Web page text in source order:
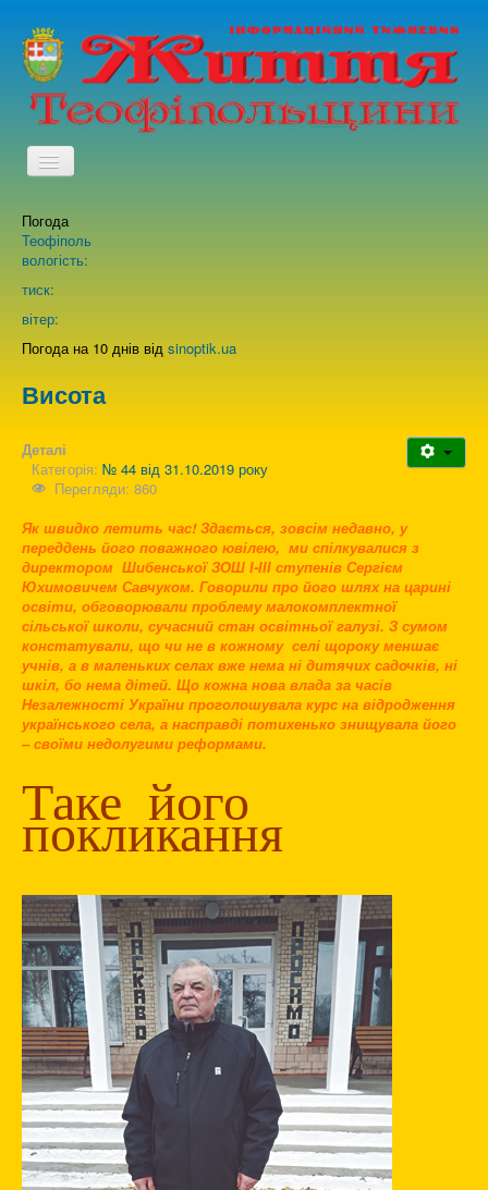
TPL_PROTOSTAR_TOGGLE_MENU
Про нас
Погода
Теофіполь
вологість:
тиск:
вітер:
Погода на 10 днів від sinoptik.ua
Висота
Деталі
Категорія: № 44 від 31.10.2019 року
Перегляди: 860
Як швидко летить час! Здається, зовсім недавно, у
переддень його поважного ювілею, ми спілкувалися з
директором Шибенської ЗОШ І-ІІІ ступенів Сергієм
Юхимовичем Савчуком. Говорили про його шлях на царині
освіти, обговорювали проблему малокомплектної
сільської школи, сучасний стан освітньої галузі. З сумом
констатували, що чи не в кожному селі щороку меншає
учнів, а в маленьких селах вже нема ні дитячих садочків, ні
шкіл, бо нема дітей. Що кожна нова влада за часів
Незалежності України проголошувала курс на відродження
українського села, а насправді потихенько знищувала його
– своїми недолугими реформами.
Таке його
покликання